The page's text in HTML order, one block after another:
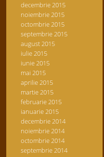
decembrie 2015
noiembrie 2015
octombrie 2015
septembrie 2015
august 2015
iulie 2015
iunie 2015
mai 2015
aprilie 2015
martie 2015
februarie 2015
ianuarie 2015
decembrie 2014
noiembrie 2014
octombrie 2014
septembrie 2014